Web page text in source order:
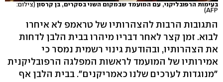
בעימות הרפובליקני, עם המועמד שבמקום השני בסקרים, בן קרסון (צילום:
AFP)
התגובות הרבות להצהרותיו של טראמפ לא איחרו
לבוא. זמן קצר לאחר דבריו מיהרו בבית הלבן לדחות
את הצהרותיו, ובהודעת גינוי רשמית נמסר כי
אמירותיו של המועמד לראשות המפלגה הרפובליקנית
"מנוגדות לערכים שלנו כאמריקנים". בבית הלבן אף